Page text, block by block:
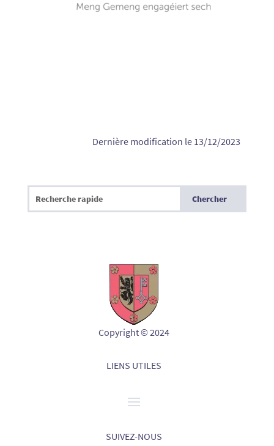
Dernière modification le 13/12/2023
Copyright © 2024
LIENS UTILES
SUIVEZ-NOUS